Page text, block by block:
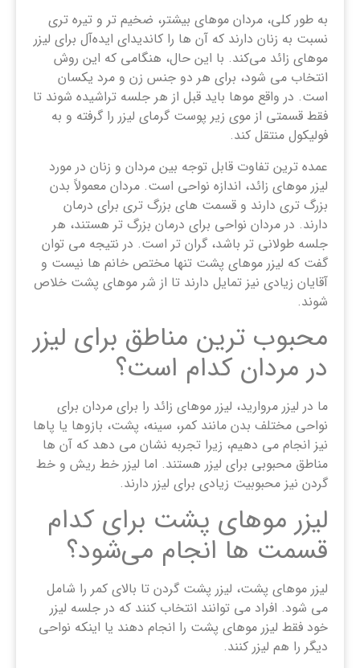
به طور کلی، مردان موهای بیشتر، ضخیم ‌تر و تیره ‌تری
نسبت به زنان دارند که آن ها را کاندیدای ایده‌آل برای لیزر
موهای زائد می‌کند. با این حال، هنگامی که این روش
انتخاب می شود، برای هر دو جنس زن و مرد یکسان
است. در واقع موها باید قبل از هر جلسه تراشیده شوند تا
فقط قسمتی از موی زیر پوست گرمای لیزر را گرفته و به
فولیکول منتقل کند.
عمده ترین تفاوت قابل توجه بین مردان و زنان در مورد
لیزر موهای زائد، اندازه نواحی است. مردان معمولاً بدن
بزرگ‌ تری دارند و قسمت‌ های بزرگ‌ تری برای درمان
دارند. در مردان نواحی برای درمان بزرگ ‌تر هستند، هر
جلسه طولانی ‌تر باشد، گران تر است. در نتیجه می توان
گفت که لیزر موهای پشت تنها مختص خانم ها نیست و
آقایان زیادی نیز تمایل دارند تا از شر موهای پشت خلاص
شوند.
محبوب ترین مناطق برای لیزر
در مردان کدام است؟
ما در لیزر مروارید، لیزر موهای زائد را برای مردان برای
نواحی مختلف بدن مانند کمر، سینه، پشت، بازوها یا پاها
نیز انجام می دهیم، زیرا تجربه نشان می دهد که آن ها
مناطق محبوبی برای لیزر هستند. اما لیزر خط ریش و خط
گردن نیز محبوبیت زیادی برای لیزر دارند.
لیزر موهای پشت برای کدام
قسمت ‌ها انجام می‌شود؟
لیزر موهای پشت، لیزر پشت گردن تا بالای کمر را شامل
می شود. افراد می توانند انتخاب کنند که در جلسه لیزر
خود فقط لیزر موهای پشت را انجام دهند یا اینکه نواحی
دیگر را هم لیزر کنند.